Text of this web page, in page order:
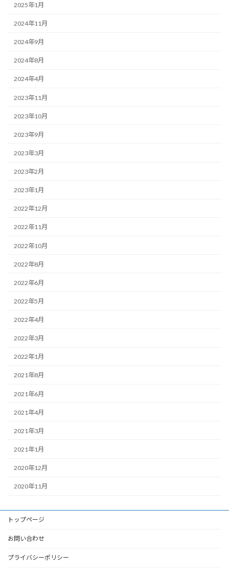
2025年1月
2024年11月
2024年9月
2024年8月
2024年4月
2023年11月
2023年10月
2023年9月
2023年3月
2023年2月
2023年1月
2022年12月
2022年11月
2022年10月
2022年8月
2022年6月
2022年5月
2022年4月
2022年3月
2022年1月
2021年8月
2021年6月
2021年4月
2021年3月
2021年1月
2020年12月
2020年11月
トップページ
お問い合わせ
プライバシーポリシー